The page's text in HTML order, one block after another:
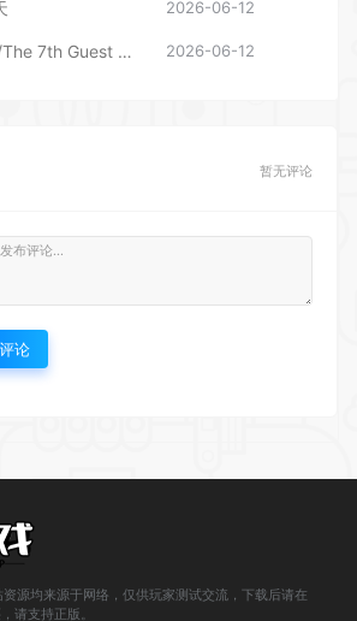
2026-06-12
第七访客 重制版/The 7th Guest Remake 2026-06-12
暂无评论
论
源均来源于网络，仅供玩家测试交流，下载后请在
请支持正版。